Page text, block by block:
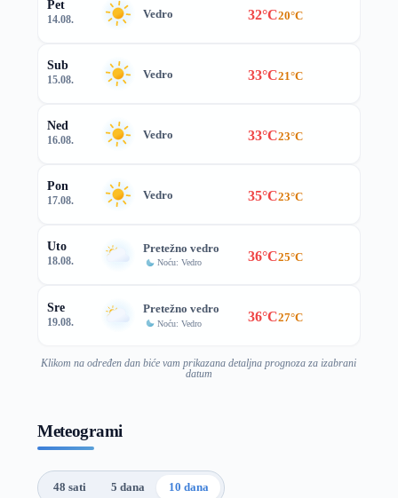
Pet
14.08. Vedro 32°C20°C
Sub
15.08. Vedro 33°C21°C
Ned
16.08. Vedro 33°C23°C
Pon
17.08. Vedro 35°C23°C
Uto
18.08.
Pretežno vedro
Noću: Vedro 36°C25°C
Sre
19.08.
Pretežno vedro
Noću: Vedro 36°C27°C
Klikom na određen dan biće vam prikazana detaljna prognoza za izabrani
datum
Meteogrami
48 sati 5 dana 10 dana